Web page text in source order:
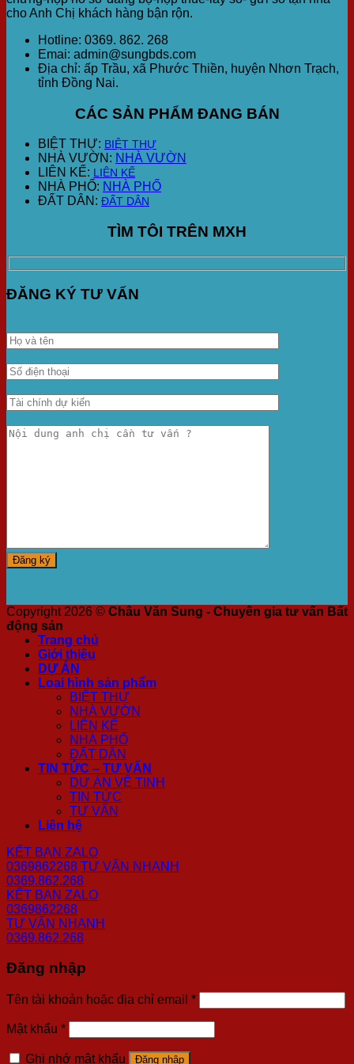
cho Anh Chị khách hàng bận rộn.
Hotline: 0369. 862. 268
Emai: admin@sungbds.com
Địa chỉ: ấp Trầu, xã Phước Thiền, huyện Nhơn Trạch,
tỉnh Đồng Nai.
CÁC SẢN PHẨM ĐANG BÁN
BIỆT THỰ: BIỆT THỰ
NHÀ VƯỜN: NHÀ VƯỜN
LIÊN KẾ: LIÊN KẾ
NHÀ PHỐ: NHÀ PHỐ
ĐẤT DÂN: ĐẤT DÂN
TÌM TÔI TRÊN MXH
ĐĂNG KÝ TƯ VẤN
Copyright 2026 © Châu Văn Sung - Chuyên gia tư vấn Bất
động sản
Trang chủ
Giới thiệu
DỰ ÁN
Loại hình sản phẩm
BIỆT THỰ
NHÀ VƯỜN
LIÊN KẾ
NHÀ PHỐ
ĐẤT DÂN
TIN TỨC – TƯ VẤN
DỰ ÁN VỆ TINH
TIN TỨC
TƯ VẤN
Liên hệ
KẾT BẠN ZALO
0369862268 TƯ VẤN NHANH
0369.862.268
KẾT BẠN ZALO
0369862268
TƯ VẤN NHANH
0369.862.268
Đăng nhập
Tên tài khoản hoặc địa chỉ email *
Mật khẩu *
Ghi nhớ mật khẩu Đăng nhập